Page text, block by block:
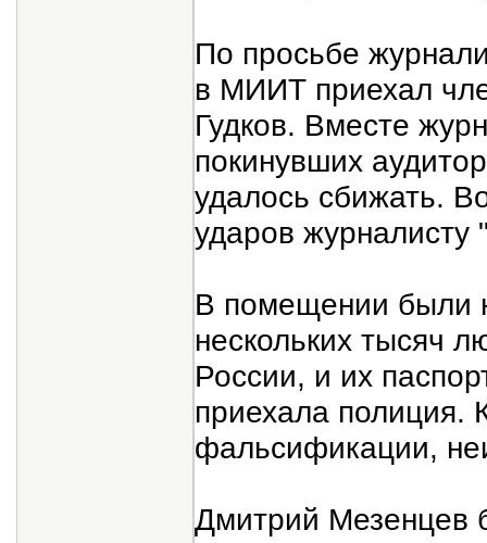
По просьбе
в МИИТ приехал
Гудков. Вместе
покинувших
удалось сбижать.
ударов журналисту
В помещении были
нескольких тысяч
России, и их
приехала полиция.
фальсификации,
Дмитрий Мезенцев